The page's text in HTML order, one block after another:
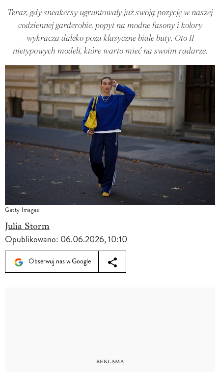
Teraz, gdy sneakersy ugruntowały już swoją pozycję w naszej
codziennej garderobie, popyt na modne fasony i kolory
wykracza daleko poza klasyczne białe buty. Oto 11
nietypowych modeli, które warto mieć na swoim radarze.
Getty Images
Julia Storm
Opublikowano: 06.06.2026, 10:10
Obserwuj nas w Google